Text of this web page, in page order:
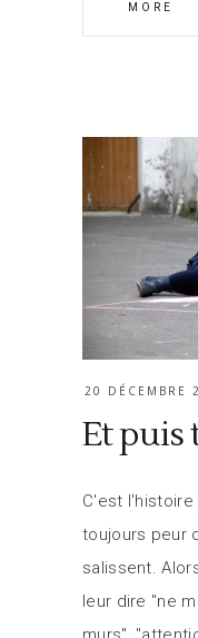
MORE
20 DÉCEMBRE
Et puis
C'est l'histoire
toujours peur
salissent.
leur dire "ne